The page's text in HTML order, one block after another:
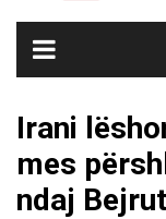
Irani
mes
ndaj